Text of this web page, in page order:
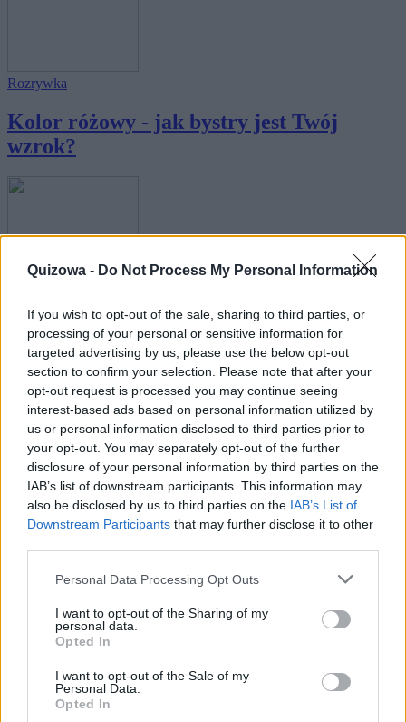
Quizowa - Do Not Process My Personal Information
If you wish to opt-out of the sale, sharing to third parties, or
processing of your personal or sensitive information for
targeted advertising by us, please use the below opt-out
section to confirm your selection. Please note that after your
opt-out request is processed you may continue seeing
interest-based ads based on personal information utilized by
us or personal information disclosed to third parties prior to
your opt-out. You may separately opt-out of the further
disclosure of your personal information by third parties on the
IAB’s list of downstream participants. This information may
also be disclosed by us to third parties on the IAB’s List of
Downstream Participants that may further disclose it to other
Personal Data Processing Opt Outs
I want to opt-out of the Sharing of my
personal data.
Opted In
I want to opt-out of the Sale of my
Personal Data.
Opted In
Rozrywka
Kolor różowy - jak bystry jest Twój
wzrok?
Rozrywka
Kolor żółty - jak bystry jest Twój wzrok?
Rozrywka
Kolor zielony - jak bystry jest Twój
wzrok?
Łamigłówki
Kolor fioletowy - jak bystry jest Twój
wzrok?